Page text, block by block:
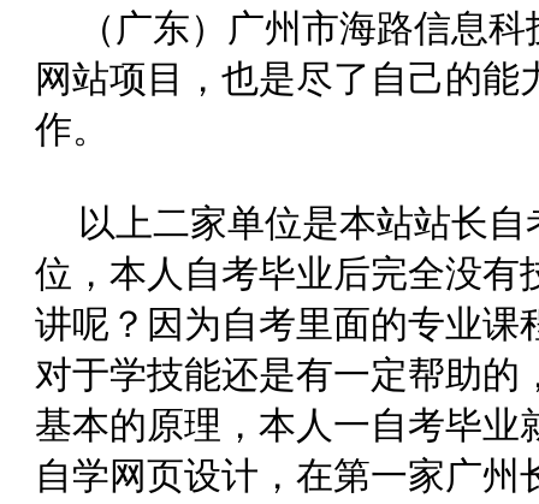
（广东）广州市海路信息
网站项目，也是尽了自己的
作。
以上二家单位是本站站长
位，本人自考毕业后完全没有
讲呢？因为自考里面的专业课
对于学技能还是有一定帮助的
基本的原理，本人一自考毕业
自学网页设计，在第一家广